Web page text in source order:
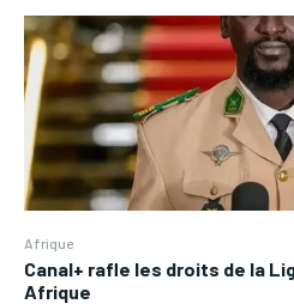
Afrique
Canal+ rafle les droits de la
Afrique